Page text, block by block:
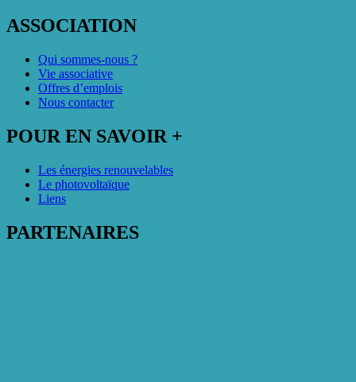
ASSOCIATION
Qui sommes-nous ?
Vie associative
Offres d’emplois
Nous contacter
POUR EN SAVOIR +
Les énergies renouvelables
Le photovoltaïque
Liens
PARTENAIRES